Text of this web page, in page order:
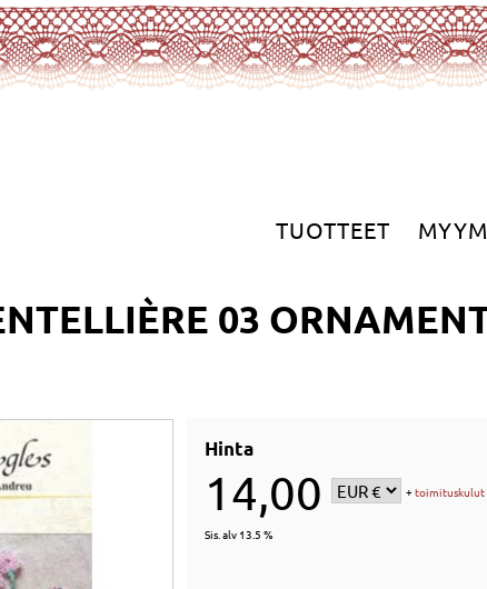
TUOTTEET
03
Hinta
14,00 +toimituskulut
Sis. alv 13.5 %